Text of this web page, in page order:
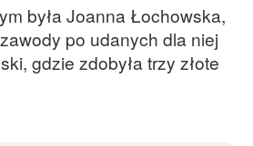
była Joanna Łochowska,
po udanych dla niej
gdzie zdobyła trzy złote